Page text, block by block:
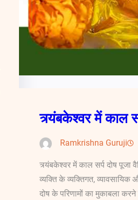
त्र्यंबकेश्वर में काल
Ramkrishna Guruji
त्र्यंबकेश्वर में काल सर्प दोष पूजा
व्यक्ति के व्यक्तिगत,
दोष के परिणामों का मुकाबला